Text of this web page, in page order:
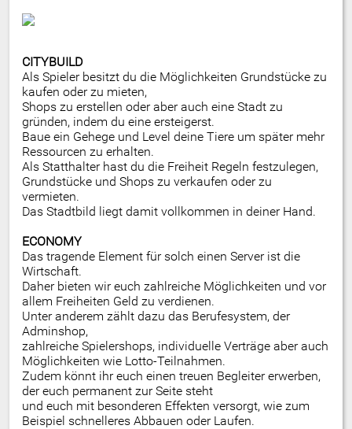
CITYBUILD
Als Spieler besitzt du die Möglichkeiten Grundstücke zu
kaufen oder zu mieten,
Shops zu erstellen oder aber auch eine Stadt zu
gründen, indem du eine ersteigerst.
Baue ein Gehege und Level deine Tiere um später mehr
Ressourcen zu erhalten.
Als Statthalter hast du die Freiheit Regeln festzulegen,
Grundstücke und Shops zu verkaufen oder zu
vermieten.
Das Stadtbild liegt damit vollkommen in deiner Hand.
ECONOMY
Das tragende Element für solch einen Server ist die
Wirtschaft.
Daher bieten wir euch zahlreiche Möglichkeiten und vor
allem Freiheiten Geld zu verdienen.
Unter anderem zählt dazu das Berufesystem, der
Adminshop,
zahlreiche Spielershops, individuelle Verträge aber auch
Möglichkeiten wie Lotto-Teilnahmen.
Zudem könnt ihr euch einen treuen Begleiter erwerben,
der euch permanent zur Seite steht
und euch mit besonderen Effekten versorgt, wie zum
Beispiel schnelleres Abbauen oder Laufen.